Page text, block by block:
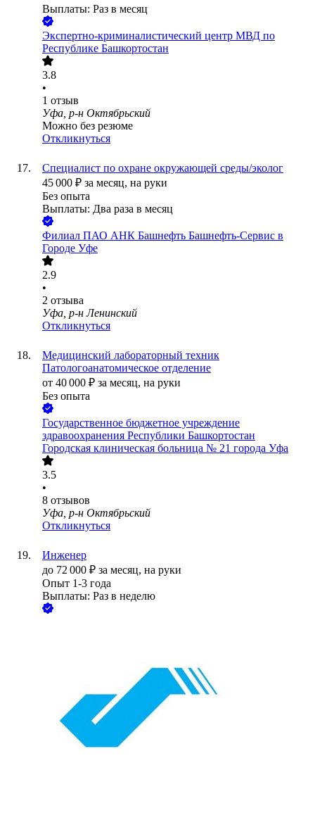
Выплаты: Раз в месяц
Экспертно-криминалистический центр МВД по
Республике Башкортостан
3.8
•
1 отзыв
Уфа, р-н Октябрьский
Можно без резюме
Откликнуться
Специалист по охране окружающей среды/эколог
45 000 ₽ за месяц, на руки
Без опыта
Выплаты: Два раза в месяц
Филиал ПАО АНК Башнефть Башнефть-Сервис в
Городе Уфе
2.9
•
2 отзыва
Уфа, р-н Ленинский
Откликнуться
Медицинский лабораторный техник
Патологоанатомическое отделение
от 40 000 ₽ за месяц, на руки
Без опыта
Государственное бюджетное учреждение
здравоохранения Республики Башкортостан
Городская клиническая больница № 21 города Уфа
3.5
•
8 отзывов
Уфа, р-н Октябрьский
Откликнуться
Инженер
до 72 000 ₽ за месяц, на руки
Опыт 1-3 года
Выплаты: Раз в неделю